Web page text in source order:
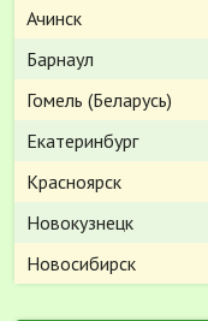
Ачинск
Барнаул
Гомель (Беларусь)
Екатеринбург
Красноярск
Новокузнецк
Новосибирск